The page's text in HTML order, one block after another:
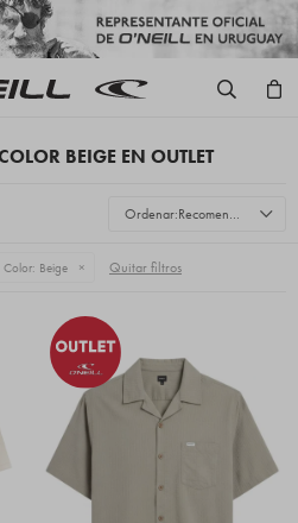
BEIGE EN OUTLET
Recomendados
Color: Beige Quitar filtros